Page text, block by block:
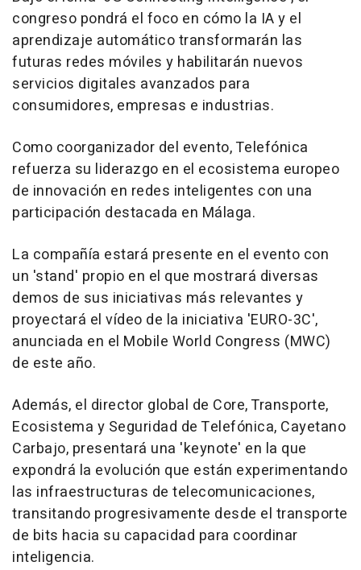
congreso pondrá el foco en cómo la IA y el
aprendizaje automático transformarán las
futuras redes móviles y habilitarán nuevos
servicios digitales avanzados para
consumidores, empresas e industrias.
Como coorganizador del evento, Telefónica
refuerza su liderazgo en el ecosistema europeo
de innovación en redes inteligentes con una
participación destacada en Málaga.
La compañía estará presente en el evento con
un 'stand' propio en el que mostrará diversas
demos de sus iniciativas más relevantes y
proyectará el vídeo de la iniciativa 'EURO-3C',
anunciada en el Mobile World Congress (MWC)
de este año.
Además, el director global de Core, Transporte,
Ecosistema y Seguridad de Telefónica, Cayetano
Carbajo, presentará una 'keynote' en la que
expondrá la evolución que están experimentando
las infraestructuras de telecomunicaciones,
transitando progresivamente desde el transporte
de bits hacia su capacidad para coordinar
inteligencia.